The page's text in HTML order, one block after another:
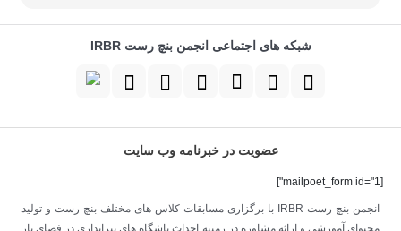
شبکه های اجتماعی انجمن بنچ رست IRBR
عضویت در خبرنامه وب سایت
[mailpoet_form id="1"]
انجمن بنچ رست IRBR با برگزاری مسابقات کلاس های مختلف بنچ رست و تولید
محتوای آموزشی و ارائه مشاوره در زمینه احداث باشگاه های تیراندازی در فضای باز